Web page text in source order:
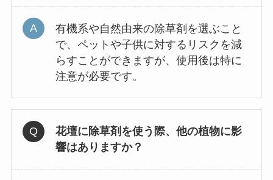
有機系や自然由来の除草剤を選ぶこと
で、ペットや子供に対するリスクを減
らすことができますが、使用後は特に
注意が必要です。
花壇に除草剤を使う際、他の植物に影
響はありますか？